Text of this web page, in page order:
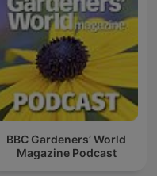
BBC Gardeners’ World
Magazine Podcast